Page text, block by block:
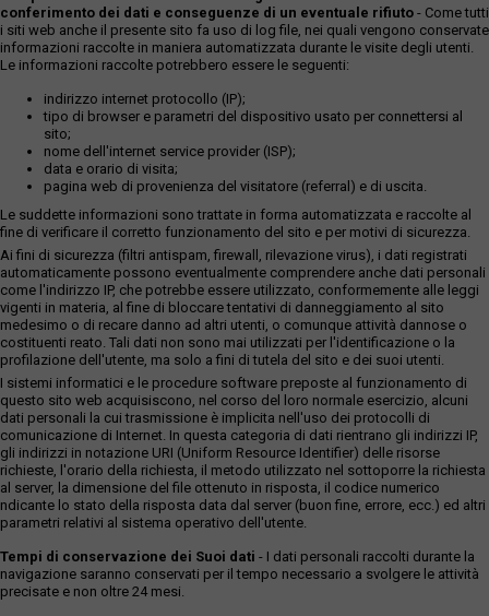
conferimento dei dati e conseguenze di un eventuale rifiuto - Come tutti
i siti web anche il presente sito fa uso di log file, nei quali vengono conservate
informazioni raccolte in maniera automatizzata durante le visite degli utenti.
Le informazioni raccolte potrebbero essere le seguenti:
indirizzo internet protocollo (IP);
tipo di browser e parametri del dispositivo usato per connettersi al
sito;
nome dell'internet service provider (ISP);
data e orario di visita;
pagina web di provenienza del visitatore (referral) e di uscita.
Le suddette informazioni sono trattate in forma automatizzata e raccolte al
fine di verificare il corretto funzionamento del sito e per motivi di sicurezza.
Ai fini di sicurezza (filtri antispam, firewall, rilevazione virus), i dati registrati
automaticamente possono eventualmente comprendere anche dati personali
come l'indirizzo IP, che potrebbe essere utilizzato, conformemente alle leggi
vigenti in materia, al fine di bloccare tentativi di danneggiamento al sito
medesimo o di recare danno ad altri utenti, o comunque attività dannose o
costituenti reato. Tali dati non sono mai utilizzati per l'identificazione o la
profilazione dell'utente, ma solo a fini di tutela del sito e dei suoi utenti.
I sistemi informatici e le procedure software preposte al funzionamento di
questo sito web acquisiscono, nel corso del loro normale esercizio, alcuni
dati personali la cui trasmissione è implicita nell'uso dei protocolli di
comunicazione di Internet. In questa categoria di dati rientrano gli indirizzi IP,
gli indirizzi in notazione URI (Uniform Resource Identifier) delle risorse
richieste, l'orario della richiesta, il metodo utilizzato nel sottoporre la richiesta
al server, la dimensione del file ottenuto in risposta, il codice numerico
ndicante lo stato della risposta data dal server (buon fine, errore, ecc.) ed altri
parametri relativi al sistema operativo dell'utente.
Tempi di conservazione dei Suoi dati - I dati personali raccolti durante la
navigazione saranno conservati per il tempo necessario a svolgere le attività
precisate e non oltre 24 mesi.